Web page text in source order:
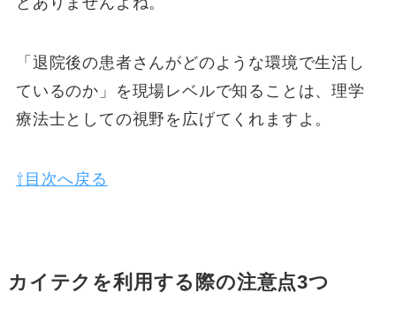
「退院後の患者さんがどのような環境で生活し
ているのか」を現場レベルで知ることは、理学
療法士としての視野を広げてくれますよ。
⇧目次へ戻る
カイテクを利用する際の注意点3つ